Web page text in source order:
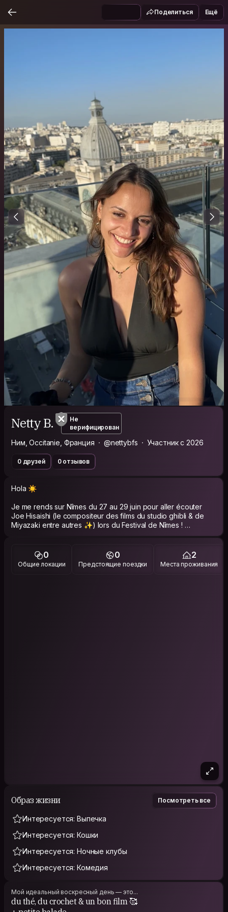
Поделиться Ещё
Netty B.
Не
верифицирован
Ним, Occitanie, Франция @nettybfs Участник с 2026
0 друзей 0 отзывов
Hola ☀️
Je me rends sur Nîmes du 27 au 29 juin pour aller écouter
Joe Hisaishi (le compositeur des films du studio ghibli & de
Miyazaki entre autres ✨) lors du Festival de Nîmes !
Comme je souhaite aussi profiter de ces 3 jours pour
me suis dit que ce serait sympa de passer par couchsurfing :)
0
Общие локации
0
Предстоящие поездки
2
Места проживания
Образ жизни Посмотреть все
Интересуется: Выпечка
Интересуется: Кошки
Интересуется: Ночные клубы
Интересуется: Комедия
Мой идеальный воскресный день — это...
du thé, du crochet & un bon film 🥰